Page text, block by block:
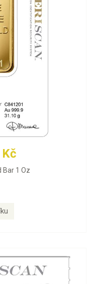
Bar 1 Oz